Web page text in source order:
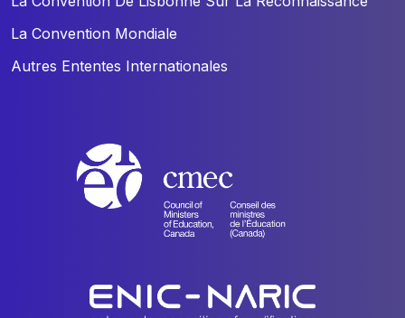
La Convention Mondiale
Autres Ententes Internationales